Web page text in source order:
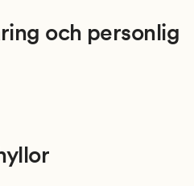
och personlig